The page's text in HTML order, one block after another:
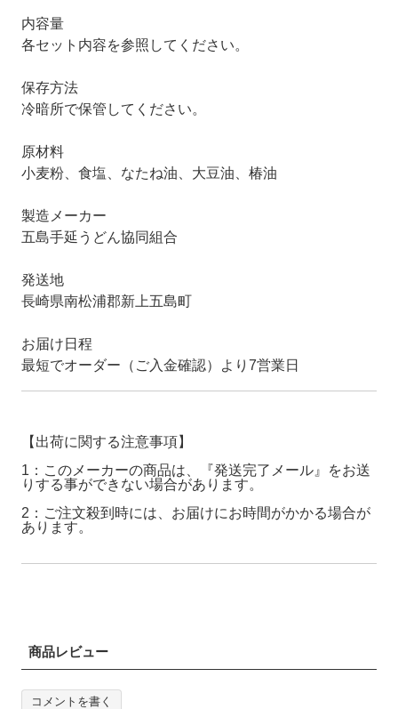
内容量
各セット内容を参照してください。
保存方法
冷暗所で保管してください。
原材料
小麦粉、食塩、なたね油、大豆油、椿油
製造メーカー
五島手延うどん協同組合
発送地
長崎県南松浦郡新上五島町
お届け日程
最短でオーダー（ご入金確認）より7営業日
【出荷に関する注意事項】
1：このメーカーの商品は、『発送完了メール』をお送
りする事ができない場合があります。
2：ご注文殺到時には、お届けにお時間がかかる場合が
あります。
商品レビュー
コメントを書く